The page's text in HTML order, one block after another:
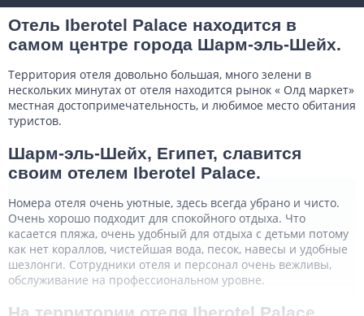
Отель Iberotel Palace находится в
самом центре города Шарм-эль-Шейх.
Территория отеля довольно большая, много зелени в
нескольких минутах от отеля находится рынок « Олд маркет»
местная достопримечательность, и любимое место обитания
туристов.
Шарм-эль-Шейх, Египет, славится
своим отелем Iberotel Palace.
Номера отеля очень уютные, здесь всегда убрано и чисто.
Очень хорошо подходит для спокойного отдыха. Что
касается пляжа, очень удобный для отдыха с детьми потому
как нет кораллов, чистейшая вода, песок, навесы и удобные
шезлонги. Сотрудники отеля и персонал очень вежливы,
обслуживание на профессиональном уровне.